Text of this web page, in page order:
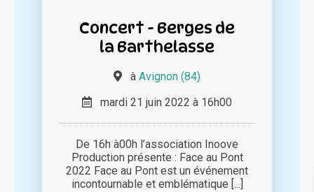
Concert - Berges de
la Barthelasse
à Avignon (84)
mardi 21 juin 2022 à 16h00
De 16h à00h l’association Inoove
Production présente : Face au Pont
2022 Face au Pont est un événement
incontournable et emblématique [...]